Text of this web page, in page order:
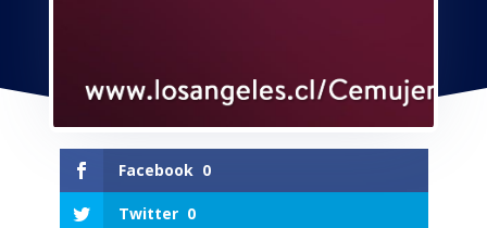
Facebook 0
Twitter 0